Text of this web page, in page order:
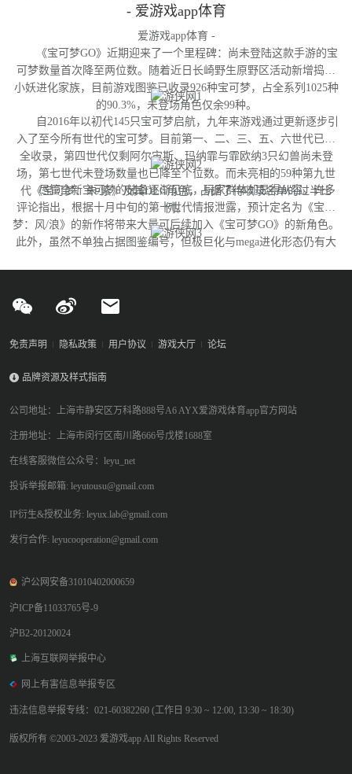
- 爱游戏app体育
爱游戏app体育 -
《宝可梦GO》近期迎来了一个里程碑：尚未登陆这款手游的宝
可梦数量首次降至两位数。随着近日长崎野生原野区活动新增捣蛋
小妖进化家族，目前游戏图鉴已收录926种宝可梦，占全系列1025种
的90.3%，未登场角色仅余99种。
自2016年以初代145只宝可梦启航，九年来游戏通过更新逐步引
入了至今所有世代的宝可梦。目前第一、二、三、五、六世代已完
全收录，第四世代仅剩阿尔宙斯、玛纳霏与霏欧纳3只幻兽尚未登
场，第七世代未登场数量也已降至个位数。而未亮相的59种第九世
代《宝可梦：朱/紫》及其DLC角色，占据了待收录名单的过半比
例。
尽管全新宝可梦的储备逐渐见底，玩家群体却显得从容。许多
评论指出，根据十月中旬的第十世代情报泄露，预计定名为《宝可
梦：风/浪》的新作将带来大量可后续加入《宝可梦GO》的新角色。
此外，虽然不单独占据图鉴编号，但极巨化与mega进化形态仍有大
免责声明 隐私政策 用户协议 游戏大厅 论坛
品牌资源及样式指南
公司地址：上海市静安区万科路888号A6 AYX爱游戏体育app官方网站
注册地址：上海市闵行区南川路666号戊楼1688室
在线客服微信公众号：leyu_net
投诉举报邮箱: leyutousu@gmail.com
IP衍生&授权业务: leyux.lab@gmail.com
发行合作: leyucooperation@gmail.com
沪公网安备31010402000659
沪ICP备11033765号-9
沪B2-20120024
上海互联网举报中心
网上有害信息举报专区
违法信息举报专线：021-60382260 (工作日 9:30 ~ 12:00, 13:30 ~ 18:30)
版权所有 ©2003-2023 爱游戏app All Rights Reserved